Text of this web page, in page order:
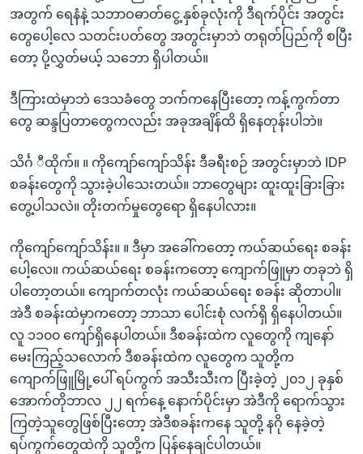
အတွက် ရေနံနဲ့ သဘာဝဓာတ်ငွေ့ နှစ်ခုလုံးကို ဒီရက်ပိုင်း အတွင်း
တွေပေါ့လေ သတင်းပတ်တွေ အတွင်းမှာဘဲ တရုတ်ပြည်ကို စပြီး
တော့ ပို့လွှတ်မယ့် သဘော ရှိပါတယ်။
ဒီကြားထဲမှာဘဲ ဒေသခံတွေ ဘက်ကနေပြီးတော့ ကန့်ကွက်တာ
တွေ ဆန္ဒပြတာတွေကလည်း အခုအချိန်ထိ ရှိနေတုန်းပါဘဲ။
သိင်္ဂ ီထိုက်။ ။ ကိုကျော်ကျော်သိန်း ဒီခရီးစဉ် အတွင်းမှာဘဲ IDP
စခန်းတွေကို သွားခဲ့ပါသေးတယ်။ ဘာတွေများ ထူးထူးခြားခြား
တွေ့ပါသလဲ။ တိုးတက်မှုတွေရော ရှိနေပါလား။
ကိုကျော်ကျော်သိန်း။ ။ ဒီမှာ အခေါ်ကတော့ ကယ်ဆယ်ရေး စခန်း
ပေါ့လေ။ ကယ်ဆယ်ရေး စခန်းကတော့ ကျောက်ဖြူမှာ တခုဘဲ ရှိ
ပါတော့တယ်။ ကျောက်တလုံး ကယ်ဆယ်ရေး စခန်း ဆိုတာပါ။
အဲဒီ စခန်းထဲမှာကတော့ ဘာသာ ပေါင်းစုံ လက်ရှိ ရှိနေပါတယ်။
လူ ၁၁၀၀ ကျော်ရှိနေပါတယ်။ ဒီစခန်းထဲက လူတွေကို ကျနော်
မေးကြည့်သလောက် ဒီစခန်းထဲက လူတွေက သူတို့က
ကျောက်ဖြူမြို့ပေါ် ရပ်ကွက် အသီးသီးက ပြီးခဲ့တဲ့ ၂၀၁၂ ခုနှစ်
အောက်တိုဘာလ ၂၂ ရက်နေ့ နောက်ပိုင်းမှာ အဲဒီကို ရောက်သွား
ကြတဲ့သူတွေဖြစ်ပြီးတော့ အဲဒီစခန်းကနေ သူတို့ နဂို နေခဲ့တဲ့
ရပ်ကွက်တွေထဲကို သူတို့က ပြန်နေချင်ပါတယ်။